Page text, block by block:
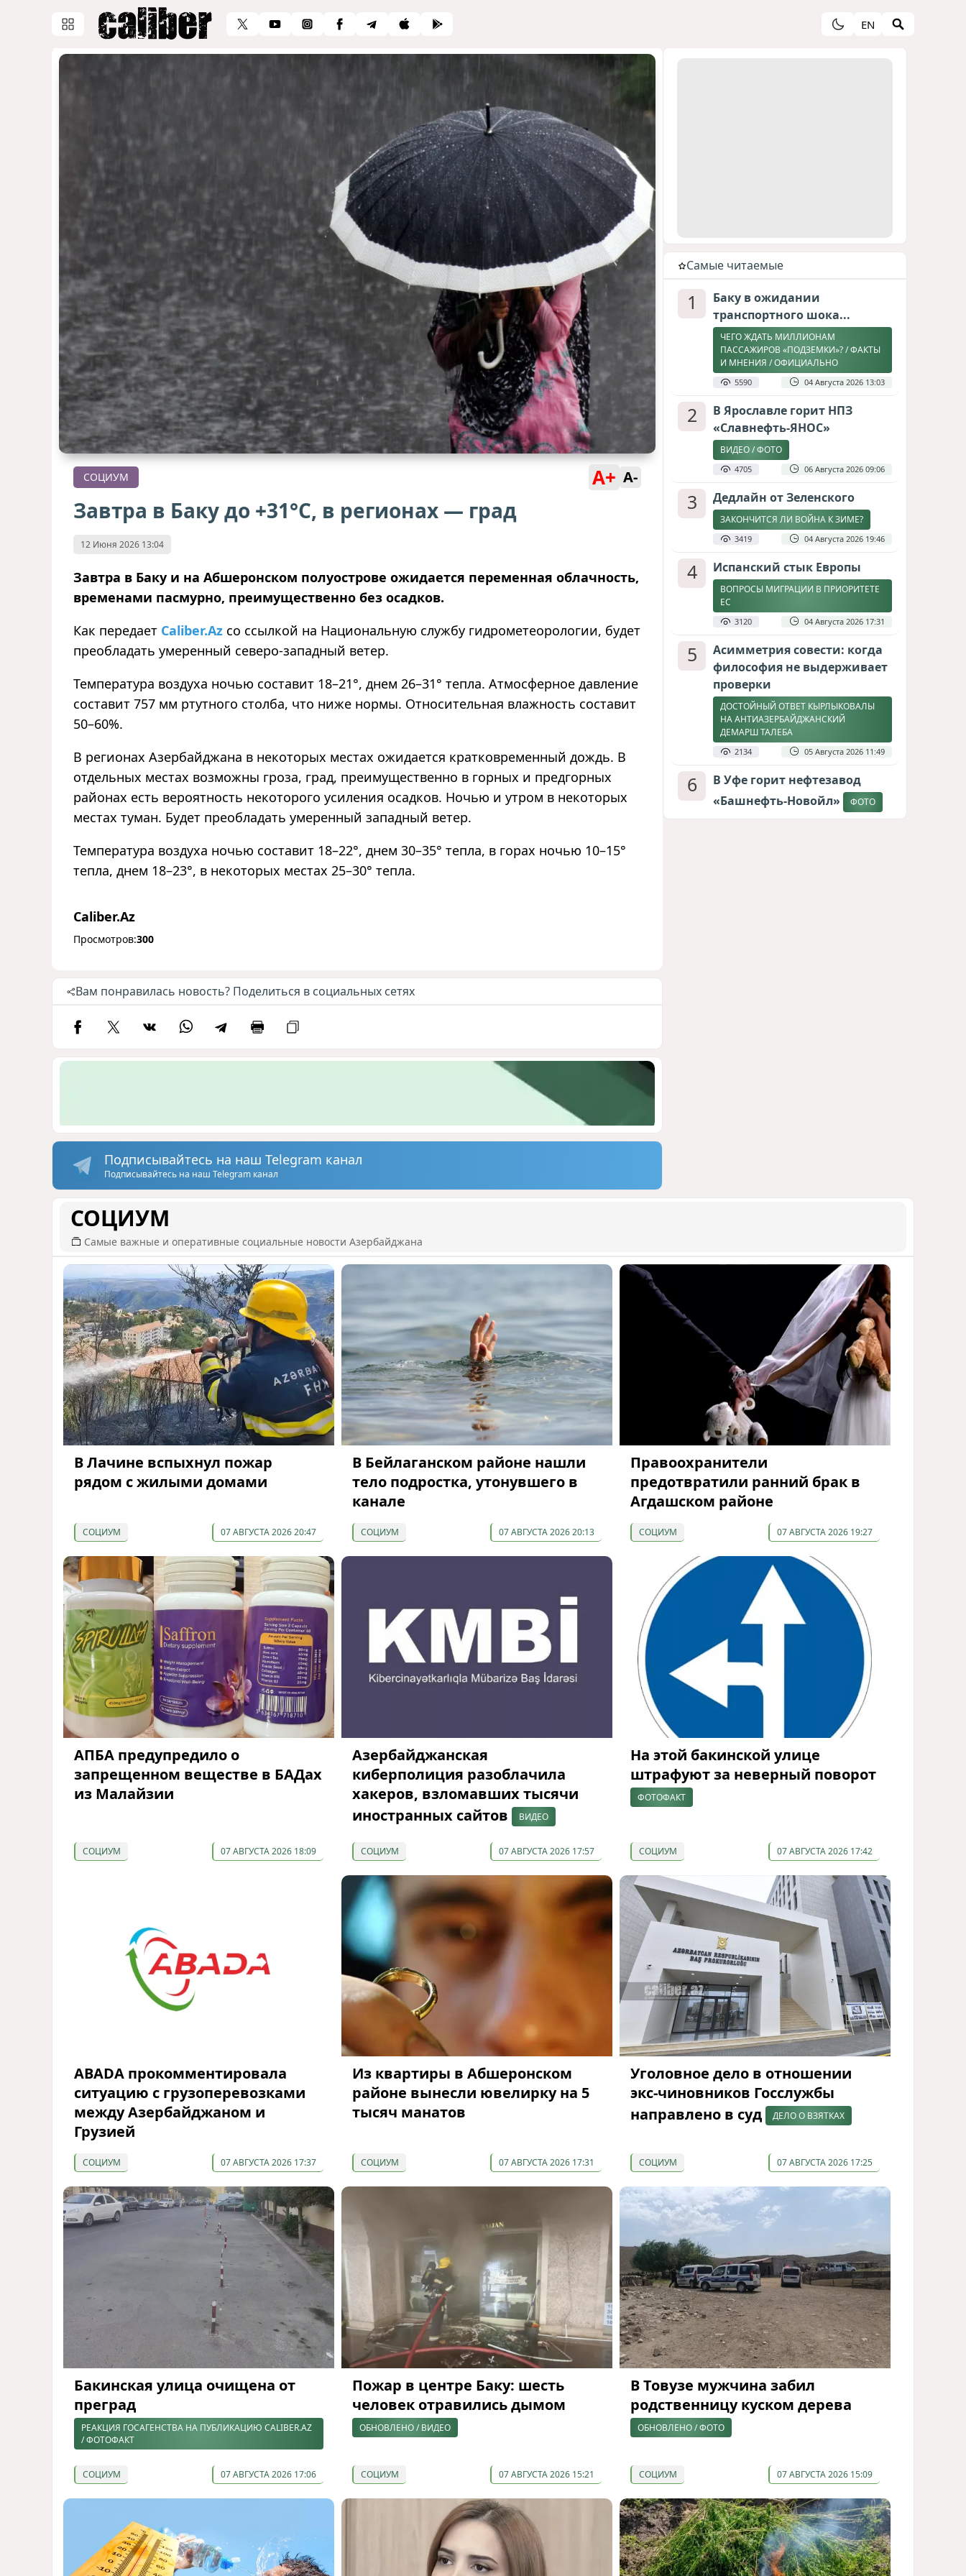
EN
СОЦИУМ A+ A-
Завтра в Баку до +31°С, в регионах — град
12 Июня 2026 13:04
Завтра в Баку и на Абшеронском полуострове ожидается переменная облачность,
временами пасмурно, преимущественно без осадков.
Как передает Caliber.Az со ссылкой на Национальную службу гидрометеорологии, будет
преобладать умеренный северо-западный ветер.
Температура воздуха ночью составит 18–21°, днем 26–31° тепла. Атмосферное давление
составит 757 мм ртутного столба, что ниже нормы. Относительная влажность составит
50–60%.
В регионах Азербайджана в некоторых местах ожидается кратковременный дождь. В
отдельных местах возможны гроза, град, преимущественно в горных и предгорных
районах есть вероятность некоторого усиления осадков. Ночью и утром в некоторых
местах туман. Будет преобладать умеренный западный ветер.
Температура воздуха ночью составит 18–22°, днем 30–35° тепла, в горах ночью 10–15°
тепла, днем 18–23°, в некоторых местах 25–30° тепла.
Caliber.Az
Просмотров:300
Вам понравилась новость? Поделиться в социальных сетях
Подписывайтесь на наш Telegram канал
Подписывайтесь на наш Telegram канал
Cамые читаемые
1
Баку в ожидании
транспортного шока...
ЧЕГО ЖДАТЬ МИЛЛИОНАМ
ПАССАЖИРОВ «ПОДЗЕМКИ»? / ФАКТЫ
И МНЕНИЯ / ОФИЦИАЛЬНО
5590 04 Августа 2026 13:03
2
В Ярославле горит НПЗ
«Славнефть-ЯНОС»
ВИДЕО / ФОТО
4705 06 Августа 2026 09:06
3 Дедлайн от Зеленского
ЗАКОНЧИТСЯ ЛИ ВОЙНА К ЗИМЕ?
3419 04 Августа 2026 19:46
4 Испанский стык Европы
ВОПРОСЫ МИГРАЦИИ В ПРИОРИТЕТЕ
ЕС
3120 04 Августа 2026 17:31
5
Асимметрия совести: когда
философия не выдерживает
проверки
ДОСТОЙНЫЙ ОТВЕТ КЫРЛЫКОВАЛЫ
НА АНТИАЗЕРБАЙДЖАНСКИЙ
ДЕМАРШ ТАЛЕБА
2134 05 Августа 2026 11:49
6
В Уфе горит нефтезавод
«Башнефть-Новойл»
ФОТО
СОЦИУМ
Самые важные и оперативные социальные новости Азербайджана
В Лачине вспыхнул пожар
рядом с жилыми домами
СОЦИУМ 07 АВГУСТА 2026 20:47
В Бейлаганском районе нашли
тело подростка, утонувшего в
канале
СОЦИУМ 07 АВГУСТА 2026 20:13
Правоохранители
предотвратили ранний брак в
Агдашском районе
СОЦИУМ 07 АВГУСТА 2026 19:27
АПБА предупредило о
запрещенном веществе в БАДах
из Малайзии
СОЦИУМ 07 АВГУСТА 2026 18:09
Азербайджанская
киберполиция разоблачила
хакеров, взломавших тысячи
иностранных сайтов
ВИДЕО
СОЦИУМ 07 АВГУСТА 2026 17:57
На этой бакинской улице
штрафуют за неверный поворот
ФОТОФАКТ
СОЦИУМ 07 АВГУСТА 2026 17:42
ABADA прокомментировала
ситуацию с грузоперевозками
между Азербайджаном и
Грузией
СОЦИУМ 07 АВГУСТА 2026 17:37
Из квартиры в Абшеронском
районе вынесли ювелирку на 5
тысяч манатов
СОЦИУМ 07 АВГУСТА 2026 17:31
Уголовное дело в отношении
экс-чиновников Госслужбы
направлено в суд
ДЕЛО О ВЗЯТКАХ
СОЦИУМ 07 АВГУСТА 2026 17:25
Бакинская улица очищена от
преград
РЕАКЦИЯ ГОСАГЕНСТВА НА ПУБЛИКАЦИЮ CALIBER.AZ
/ ФОТОФАКТ
СОЦИУМ 07 АВГУСТА 2026 17:06
Пожар в центре Баку: шесть
человек отравились дымом
ОБНОВЛЕНО / ВИДЕО
СОЦИУМ 07 АВГУСТА 2026 15:21
В Товузе мужчина забил
родственницу куском дерева
ОБНОВЛЕНО / ФОТО
СОЦИУМ 07 АВГУСТА 2026 15:09